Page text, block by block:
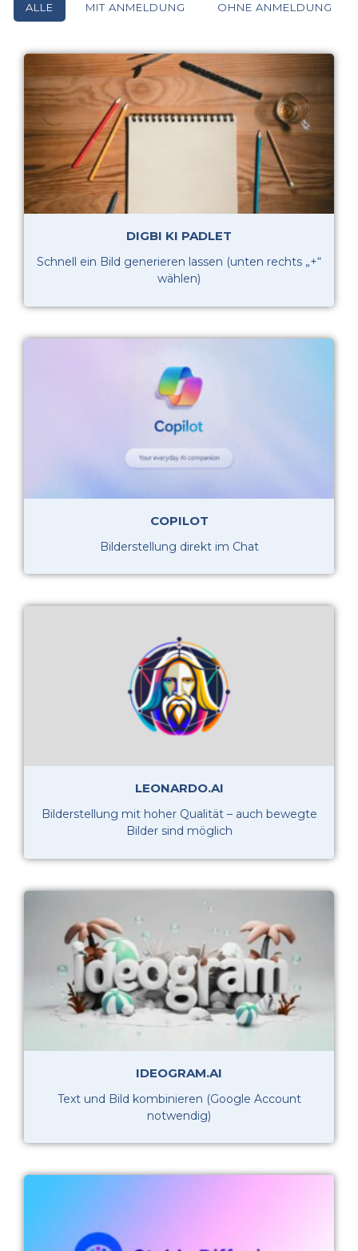
ALLE MIT ANMELDUNG OHNE ANMELDUNG
DIGBI KI PADLET
Schnell ein Bild generieren lassen (unten rechts „+“
wählen)
COPILOT
Bilderstellung direkt im Chat
LEONARDO.AI
Bilderstellung mit hoher Qualität – auch bewegte
Bilder sind möglich
IDEOGRAM.AI
Text und Bild kombinieren (Google Account
notwendig)